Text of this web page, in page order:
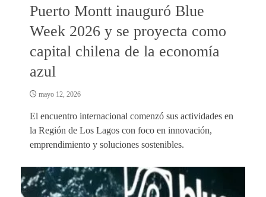
Puerto Montt inauguró Blue
Week 2026 y se proyecta como
capital chilena de la economía
azul
mayo 12, 2026
El encuentro internacional comenzó sus actividades en
la Región de Los Lagos con foco en innovación,
emprendimiento y soluciones sostenibles.